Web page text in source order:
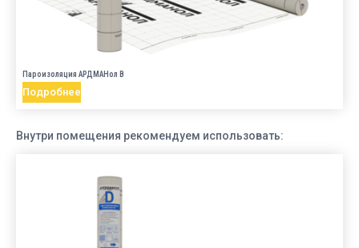
Пароизоляция АРДМАНол B
Подробнее
Внутри помещения рекомендуем использовать: